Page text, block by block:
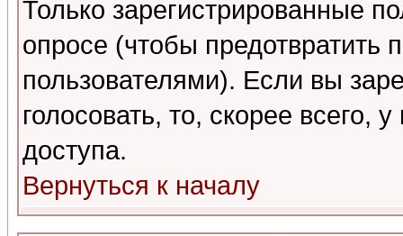
Только зарегистрированные
опросе (чтобы предотвратить
пользователями). Если вы
голосовать, то, скорее всего,
доступа.
Вернуться к началу